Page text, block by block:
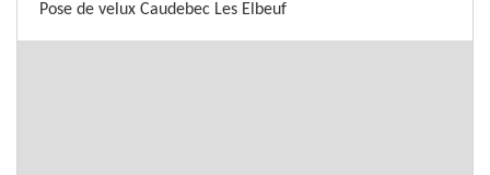
Pose de velux Caudebec Les Elbeuf